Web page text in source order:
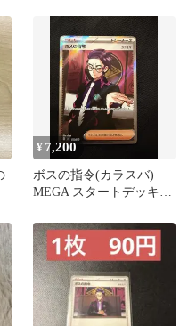
7…
¥ 7,200
ボスの指令(カラスバ)
MEGA スタートデッキ
7…